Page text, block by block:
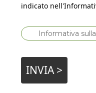
indicato
Informativa
INVIA >